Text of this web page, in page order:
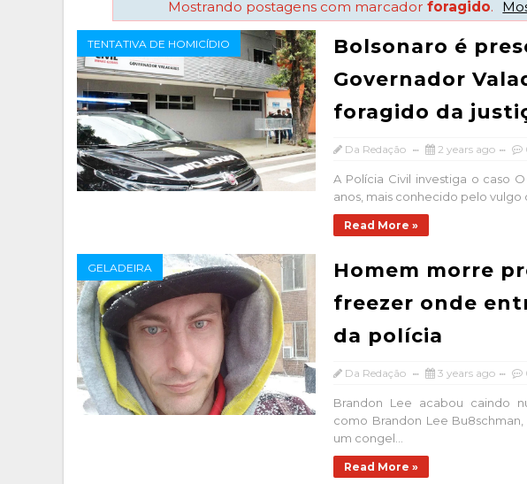
Mostrando postagens com marcadorforagido.
TENTATIVA DE HOMICÍDIO
Bolsonaro é
Governador
foragido da
Da Redação 2 years ago
A Polícia Civil investiga o caso
anos, mais conhecido pelo vulgo
Read More »
GELADEIRA
Homem morre
freezer onde
da polícia
Da Redação 3 years ago
Brandon Lee acabou caindo
como Brandon Lee
um congel...
Read More »